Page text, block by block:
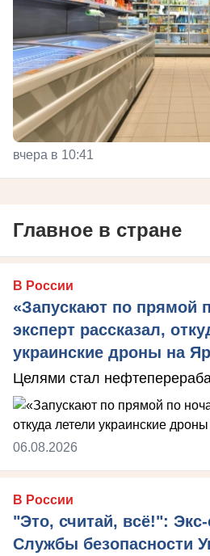
вчера в 10:41
Главное в стране
В России
«Запускают по прямой
эксперт рассказал,
украинские дроны на
Целями стал
06.08.2026
В России
"Это, считай, всё!":
Службы безопасности